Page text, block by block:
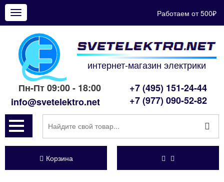
Показать
меню
Работаем от 500₽
интернет-магазин электрики
Пн-Пт 09:00 - 18:00
info@svetelektro.net
+7 (495) 151-24-44
+7 (977) 090-52-82
Корзина